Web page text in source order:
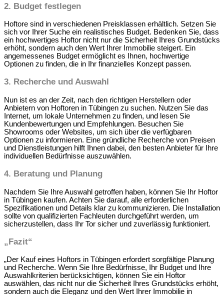
2. Budget festlegen
Hoftore sind in verschiedenen Preisklassen erhältlich. Setzen Sie
sich vor Ihrer Suche ein realistisches Budget. Bedenken Sie, dass
ein hochwertiges Hoftor nicht nur die Sicherheit Ihres Grundstücks
erhöht, sondern auch den Wert Ihrer Immobilie steigert. Ein
angemessenes Budget ermöglicht es Ihnen, hochwertige
Optionen zu finden, die in Ihr finanzielles Konzept passen.
3. Recherche und Auswahl
Nun ist es an der Zeit, nach den richtigen Herstellern oder
Anbietern von Hoftoren in Tübingen zu suchen. Nutzen Sie das
Internet, um lokale Unternehmen zu finden, und lesen Sie
Kundenbewertungen und Empfehlungen. Besuchen Sie
Showrooms oder Websites, um sich über die verfügbaren
Optionen zu informieren. Eine gründliche Recherche von Preisen
und Dienstleistungen hilft Ihnen dabei, den besten Anbieter für Ihre
individuellen Bedürfnisse auszuwählen.
4. Beratung und Planung
Nachdem Sie Ihre Auswahl getroffen haben, können Sie Ihr Hoftor
in Tübingen kaufen. Achten Sie darauf, alle erforderlichen
Spezifikationen und Details klar zu kommunizieren. Die Installation
sollte von qualifizierten Fachleuten durchgeführt werden, um
sicherzustellen, dass Ihr Tor sicher und zuverlässig funktioniert.
„Fazit“
„Der Kauf eines Hoftors in Tübingen erfordert sorgfältige Planung
und Recherche. Wenn Sie Ihre Bedürfnisse, Ihr Budget und Ihre
Auswahlkriterien berücksichtigen, können Sie ein Hoftor
auswählen, das nicht nur die Sicherheit Ihres Grundstücks erhöht,
sondern auch die Eleganz und den Wert Ihrer Immobilie in